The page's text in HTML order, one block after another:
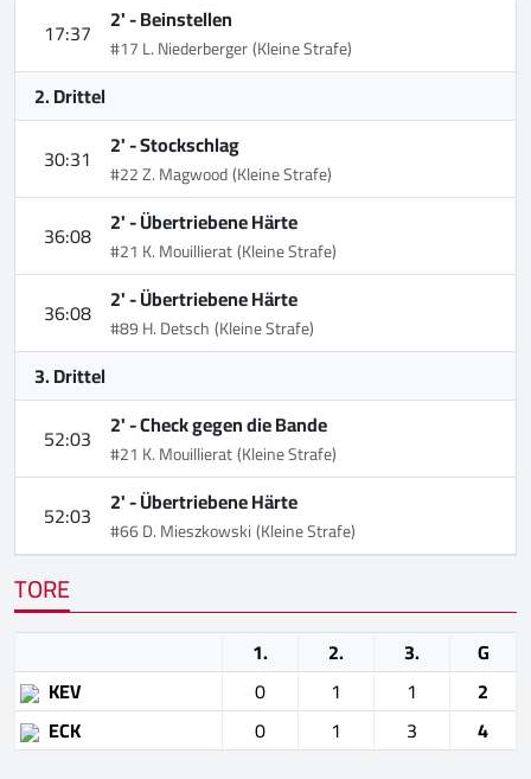
17:37 2' -Beinstellen
#17 L. Niederberger(Kleine Strafe)
2. Drittel
30:31
2' -Stockschlag
#22 Z. Magwood(Kleine Strafe)
36:08 2' -Übertriebene Härte
#21 K. Mouillierat(Kleine Strafe)
36:08 2' -Übertriebene Härte
#89 H. Detsch(Kleine Strafe)
3. Drittel
52:03 2' -Check gegen die Bande
#21 K. Mouillierat(Kleine Strafe)
52:03 2' -Übertriebene Härte
#66 D. Mieszkowski(Kleine Strafe)
TORE
1. 2. 3.
G
KEV
0 1 1
2
ECK
0 1 3 4